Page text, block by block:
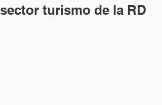
sector turismo de la RD